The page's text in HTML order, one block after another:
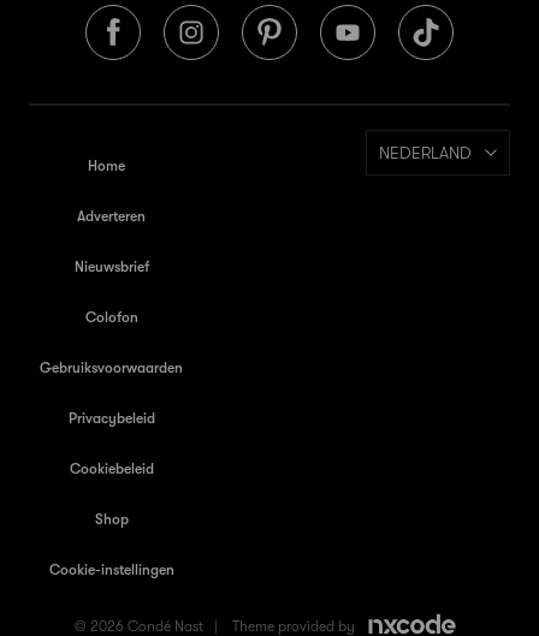
Home
Adverteren
Nieuwsbrief
Colofon
Gebruiksvoorwaarden
Privacybeleid
Cookiebeleid
Shop
Cookie-instellingen
NEDERLAND
© 2026 Condé Nast | Theme provided by